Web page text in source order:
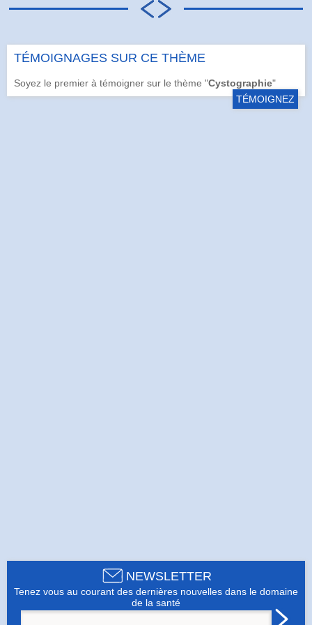
TÉMOIGNAGES SUR CE THÈME
Soyez le premier à témoigner sur le thème "Cystographie"
TÉMOIGNEZ
NEWSLETTER
Tenez vous au courant des dernières nouvelles dans le domaine
de la santé